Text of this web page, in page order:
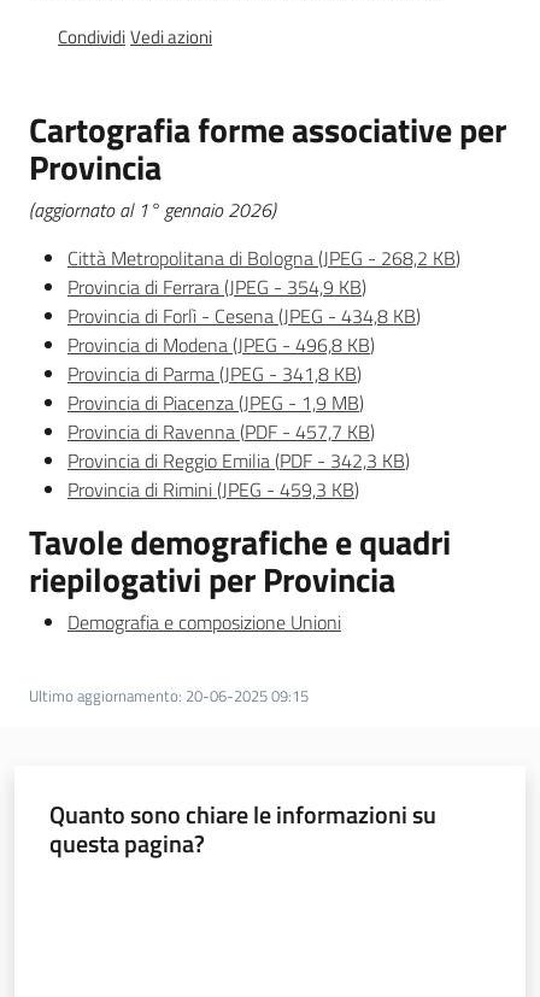
Bilanci
Enti
locali
Regione
Emilia-
Romagna
Regione
Novità
Argomenti
CondividiVedi azioni
Cartografia forme associative per
Provincia
(aggiornato al 1° gennaio 2026)
Città Metropolitana di Bologna(JPEG - 268,2 KB)
Provincia di Ferrara(JPEG - 354,9 KB)
Provincia di Forlì - Cesena(JPEG - 434,8 KB)
Provincia di Modena(JPEG - 496,8 KB)
Provincia di Parma(JPEG - 341,8 KB)
Provincia di Piacenza(JPEG - 1,9 MB)
Provincia di Ravenna(PDF - 457,7 KB)
Provincia di Reggio Emilia(PDF - 342,3 KB)
Provincia di Rimini(JPEG - 459,3 KB)
Tavole demografiche e quadri
riepilogativi per Provincia
Demografia e composizione Unioni
Ultimo aggiornamento: 20-06-2025 09:15
Quanto sono chiare le informazioni su
questa pagina?